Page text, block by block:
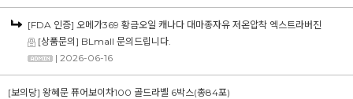
[FDA 인증] 오메가369 황금오일 캐나다 대마종자유 저온압착 엑스트라버진
[상품문의] BLmall 문의드립니다.
| 2026-06-16
[보의당] 왕혜문 퓨어보이차100 골드라벨 6박스(총84포)